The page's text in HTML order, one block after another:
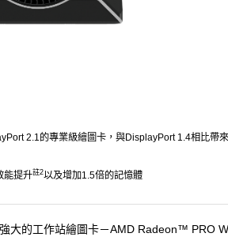
2.1的專業級繪圖卡，與DisplayPort 1.4相比帶
能提升註2以及增加1.5倍的記憶體
強大的工作站繪圖卡－AMD Radeon™